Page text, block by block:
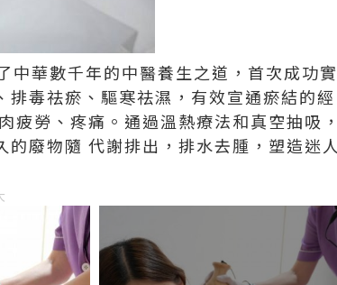
中華數千年的中醫養生之道，首次成功實
毒祛瘀、驅寒祛濕，有效宣通瘀結的經
疲勞、疼痛。通過溫熱療法和真空抽吸，
的廢物隨 代謝排出，排水去腫，塑造迷人